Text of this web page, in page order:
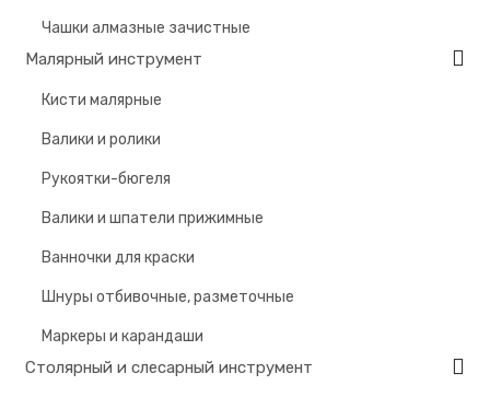
Чашки алмазные зачистные
Малярный инструмент
Кисти малярные
Валики и ролики
Рукоятки-бюгеля
Валики и шпатели прижимные
Ванночки для краски
Шнуры отбивочные, разметочные
Маркеры и карандаши
Столярный и слесарный инструмент